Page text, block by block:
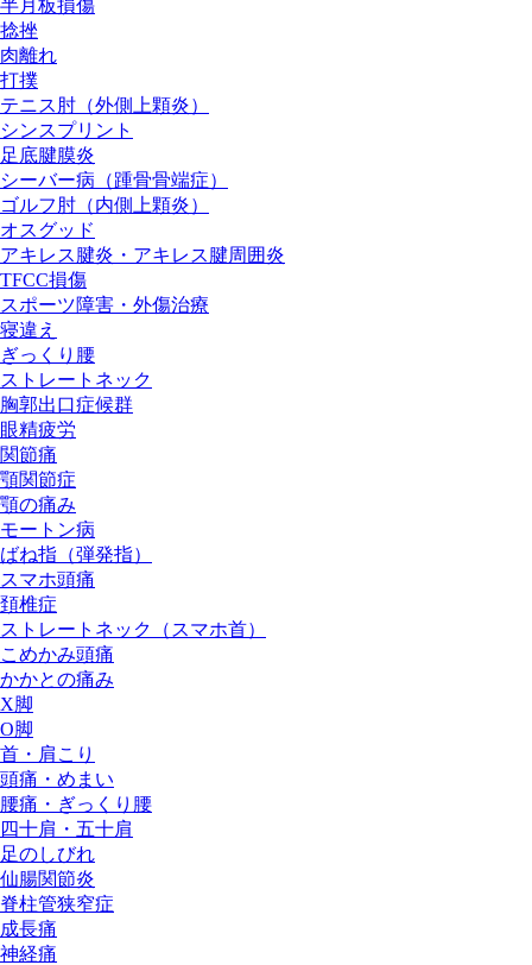
半月板損傷
捻挫
肉離れ
打撲
テニス肘（外側上顆炎）
シンスプリント
足底腱膜炎
シーバー病（踵骨骨端症）
ゴルフ肘（内側上顆炎）
オスグッド
アキレス腱炎・アキレス腱周囲炎
TFCC損傷
スポーツ障害・外傷治療
寝違え
ぎっくり腰
ストレートネック
胸郭出口症候群
眼精疲労
関節痛
顎関節症
顎の痛み
モートン病
ばね指（弾発指）
スマホ頭痛
頚椎症
ストレートネック（スマホ首）
こめかみ頭痛
かかとの痛み
X脚
O脚
首・肩こり
頭痛・めまい
腰痛・ぎっくり腰
四十肩・五十肩
足のしびれ
仙腸関節炎
脊柱管狭窄症
成長痛
神経痛